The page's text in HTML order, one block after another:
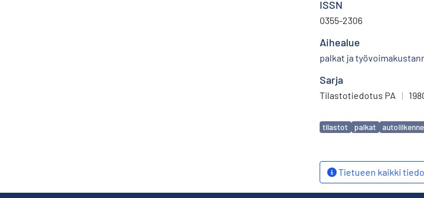
ISSN
0355-2306
Aihealue
palkat ja
Sarja
Tilastotiedotus PA |
Avainsanat
tilastot palkat autoliikenne
Tietueen kaikki